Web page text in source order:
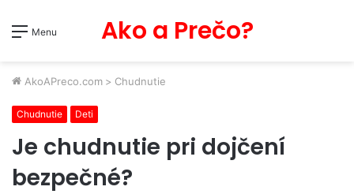
Menu Ako a Prečo?
AkoAPreco.com > Chudnutie
Chudnutie Deti
Je chudnutie pri dojčení
bezpečné?